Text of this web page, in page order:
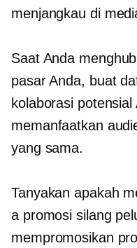
menjangkau di
Saat Anda
pasar Anda, buat
kolaborasi
memanfaatkan
yang sama.
Tanyakan apakah
a promosi silang
mempromosikan